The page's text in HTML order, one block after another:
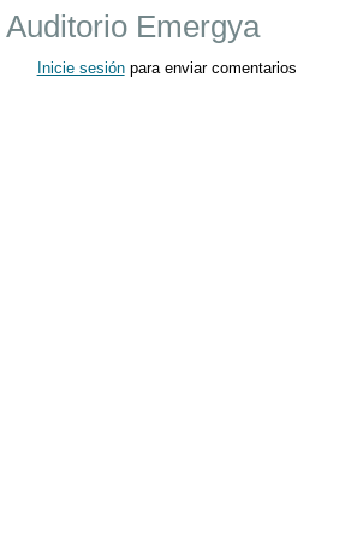
Auditorio Emergya
Inicie sesiónpara enviar comentarios